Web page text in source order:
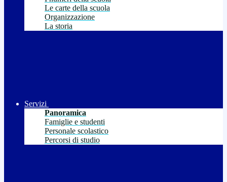
Le carte della scuola
Organizzazione
La storia
Servizi
Panoramica
Famiglie e studenti
Personale scolastico
Percorsi di studio